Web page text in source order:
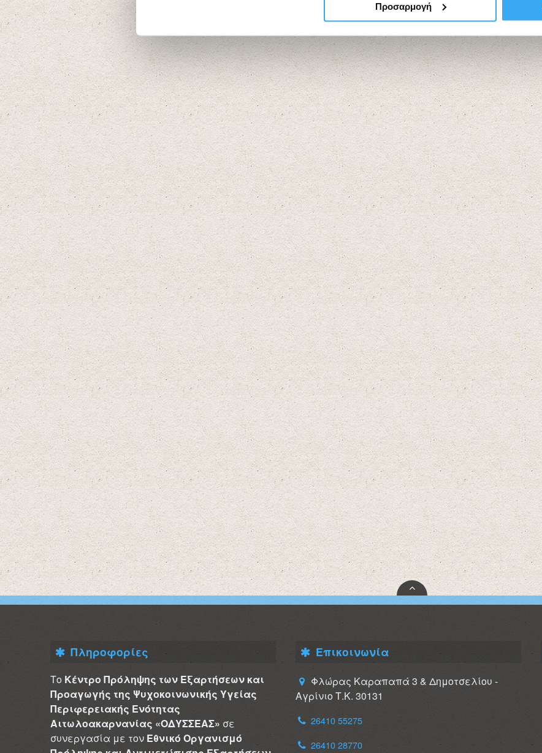
Προσαρμογή
Πληροφορίες
Το Κέντρο Πρόληψης των Εξαρτήσεων και
Προαγωγής της Ψυχοκοινωνικής Υγείας
Περιφερειακής Ενότητας
Αιτωλοακαρνανίας «ΟΔΥΣΣΕΑΣ» σε
συνεργασία με τον Εθνικό Οργανισμό
Επικοινωνία
Φλώρας Καραπαπά 3 & Δημοτσελίου -
Αγρίνιο Τ.Κ. 30131
26410 55275
26410 28770